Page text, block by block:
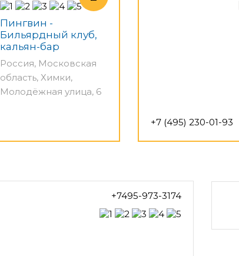
Пингвин -
Бильярдный клуб,
кальян-бар
Россия, Московская
область, Химки,
Молодёжная улица, 6
+7 (495) 230-01-93
+7495-973-3174